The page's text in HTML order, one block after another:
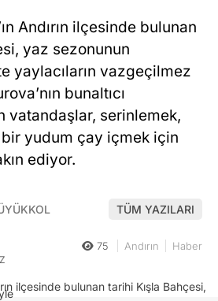
Andırın ilçesinde bulunan
yaz sezonunun
yaylacıların vazgeçilmez
bunaltıcı
vatandaşlar, serinlemek,
yudum çay içmek için
ediyor.
TÜM YAZILARI
75 Andırın Haber